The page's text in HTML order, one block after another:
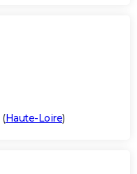
(Haute-Loire)